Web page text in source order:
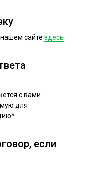
сайте здесь
с вами
для
если